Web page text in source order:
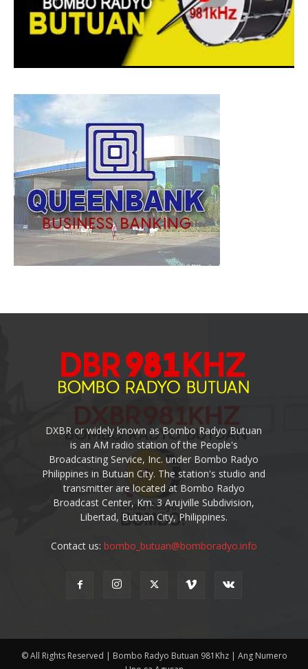
DXBR or widely known as Bombo Radyo Butuan
is an AM radio station of the People's
Broadcasting Service, Inc. under Bombo Radyo
Philippines in Butuan City. The station's studio and
transmitter are located at Bombo Radyo
Broadcast Center, Km. 3 Arujville Subdivision,
Libertad, Butuan City, Philippines.
Contact us: bombo_butuan@bomboradyo.info
© All Rights Reserved | Bombo Radyo Butuan 981Khz | Ang Numero